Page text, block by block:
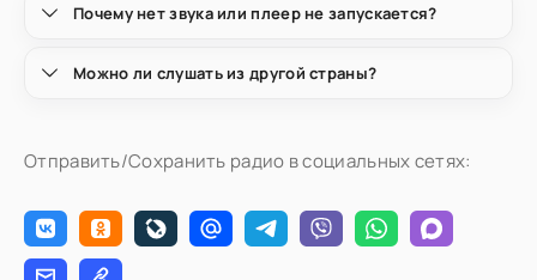
Почему нет звука или плеер не запускается?
Можно ли слушать из другой страны?
Отправить/Сохранить радио в социальных сетях: